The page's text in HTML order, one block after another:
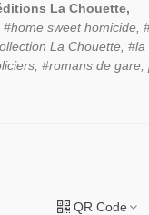
La Chouette,
sweet homicide,
La Chouette, #la
#romans de gare,
QR Code